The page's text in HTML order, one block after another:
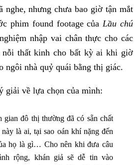
nghe, nhưng chưa bao giờ tận mắt
phim found footage của Lầu chú
nhập vai chân thực cho các
nỗi thất kinh cho bất kỳ ai khi giờ
ngôi nhà quỷ quái bằng thị giác.
giải về lựa chọn của mình:
gian đô thị thường đã có sẵn chất
là ai, tại sao oán khí nặng đến
họ là gì… Cho nên khi đưa câu
rộng, khán giả sẽ dễ tin vào